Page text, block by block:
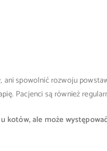
spowolnić rozwoju
Pacjenci są również
kotów, ale może